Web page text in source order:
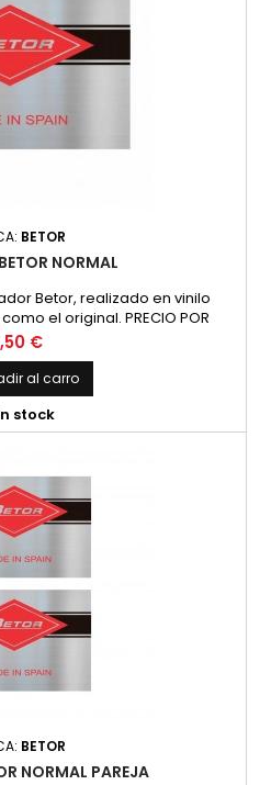
BETOR
NORMAL
Betor, realizado en vinilo
el original. PRECIO POR
€
al carro
stock
BETOR
NORMAL PAREJA